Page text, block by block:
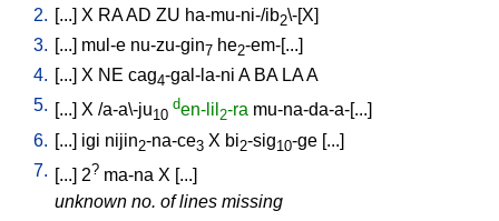
2. [...] X RAAD ZU ha-mu-ni-/ib2\-[X]
3. [...] mul-e nu-zu-gin7 he2-em-[...]
4. [...] X NE cag4-gal-la-ni A BA LAA
5. [...] X /a-a\-ju10
den-lil 2-ra mu-na-da-a-[...]
6. [...] igi nijin2-na-ce3 X bi2-sig10-ge [...]
7. [...] 2? ma-na X [...]
unknown no. of lines missing